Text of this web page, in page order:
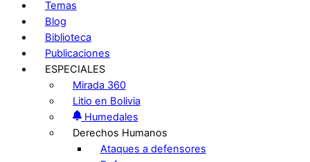
Temas
Blog
Biblioteca
Publicaciones
ESPECIALES
Mirada 360
Litio en Bolivia
Humedales
Derechos Humanos
Ataques a defensores